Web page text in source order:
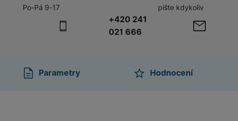
Po-Pá 9-17
+420 241
021 666
pište kdykoliv
Parametry Hodnocení